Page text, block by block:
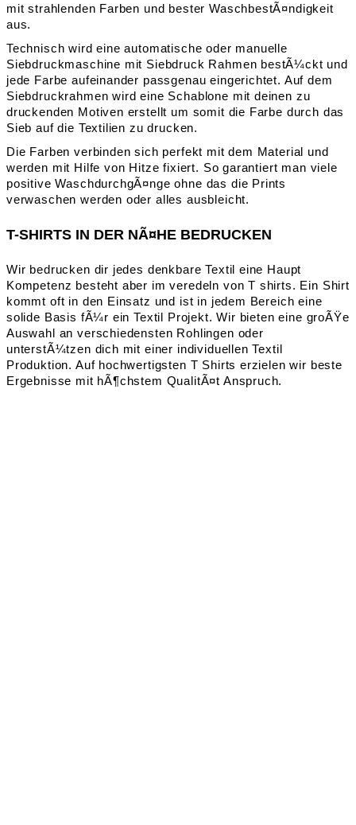
mit strahlenden Farben und bester WaschbestÃ¤ndigkeit
aus.
Technisch wird eine automatische oder manuelle
Siebdruckmaschine mit Siebdruck Rahmen bestÃ¼ckt und
jede Farbe aufeinander passgenau eingerichtet. Auf dem
Siebdruckrahmen wird eine Schablone mit deinen zu
druckenden Motiven erstellt um somit die Farbe durch das
Sieb auf die Textilien zu drucken.
Die Farben verbinden sich perfekt mit dem Material und
werden mit Hilfe von Hitze fixiert. So garantiert man viele
positive WaschdurchgÃ¤nge ohne das die Prints
verwaschen werden oder alles ausbleicht.
T-SHIRTS IN DER NÃ¤HE BEDRUCKEN
Wir bedrucken dir jedes denkbare Textil eine Haupt
Kompetenz besteht aber im veredeln von T shirts. Ein Shirt
kommt oft in den Einsatz und ist in jedem Bereich eine
solide Basis fÃ¼r ein Textil Projekt. Wir bieten eine groÃŸe
Auswahl an verschiedensten Rohlingen oder
unterstÃ¼tzen dich mit einer individuellen Textil
Produktion. Auf hochwertigsten T Shirts erzielen wir beste
Ergebnisse mit hÃ¶chstem QualitÃ¤t Anspruch.